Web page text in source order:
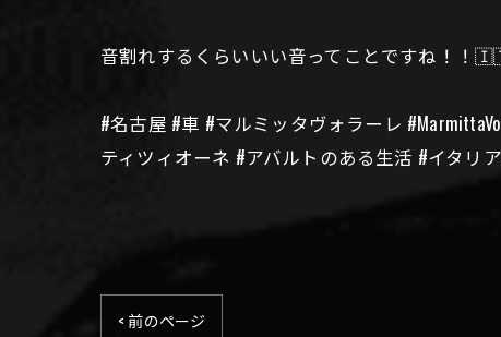
音割れするくらいいい音ってことですね！！
#名古屋 #車 #マルミッタヴォラーレ
ティツィオーネ #アバルトのある生活 #イタリ
< 前のページ